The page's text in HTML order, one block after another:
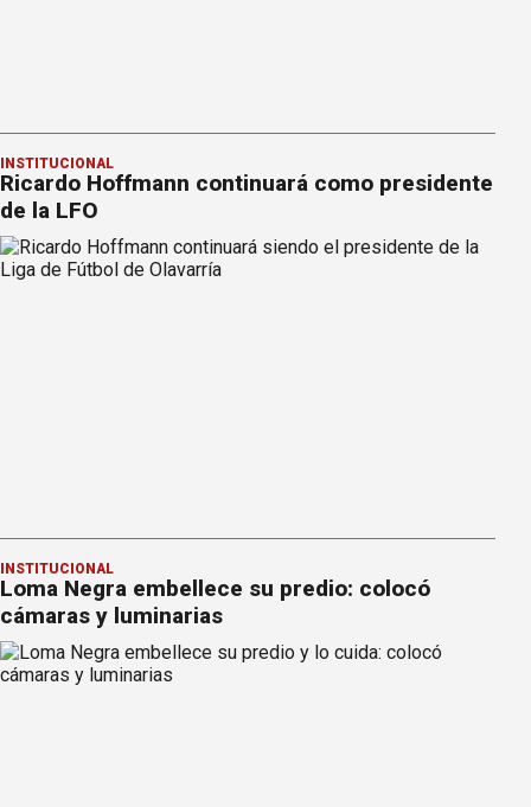
INSTITUCIONAL
Ricardo Hoffmann continuará como presidente
de la LFO
INSTITUCIONAL
Loma Negra embellece su predio: colocó
cámaras y luminarias